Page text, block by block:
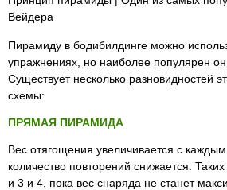
Вейдера
Пирамиду в бодибилдинге можно
упражнениях, но наиболее популярен
Существует несколько разновидностей
схемы:
ПРЯМАЯ ПИРАМИДА
Вес отягощения увеличивается с
количество повторений снижается.
и 3 и 4, пока вес снаряда не станет